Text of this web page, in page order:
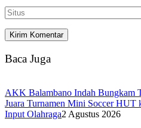
Baca Juga
AKK Balambano Indah Bungkam
Juara Turnamen Mini Soccer HUT
Input Olahraga2 Agustus 2026